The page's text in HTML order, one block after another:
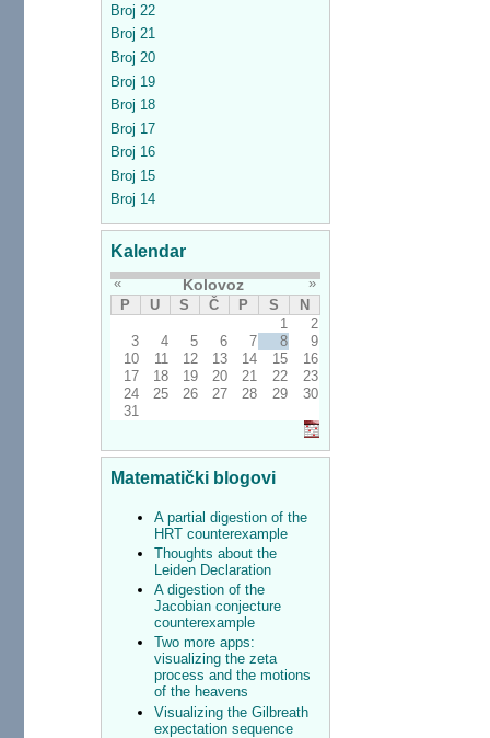
Broj 22
Broj 21
Broj 20
Broj 19
Broj 18
Broj 17
Broj 16
Broj 15
Broj 14
Kalendar
« Kolovoz
»
P
U S Č P S
N
1
2
3
4 5 6 7 8
9
10
11 12 13 14 15
16
17
18 19 20 21 22
23
24
25 26 27 28 29
30
31
Matematički blogovi
A partial digestion of the
HRT counterexample
Thoughts about the
Leiden Declaration
A digestion of the
Jacobian conjecture
counterexample
Two more apps:
visualizing the zeta
process and the motions
of the heavens
Visualizing the Gilbreath
expectation sequence